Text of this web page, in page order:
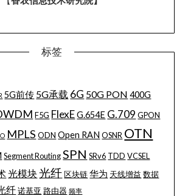
标签
5G前传 5G承载 6G 50G PON 400G
F5G FlexE G.654E G.709 GPON
MPLS ODN Open RAN OSNR OTN
Segment Routing SPN SRv6 TDD VCSEL
光模块光纤 区块链 华为 天线增益 数据
纤 诺基亚 路由器 频率